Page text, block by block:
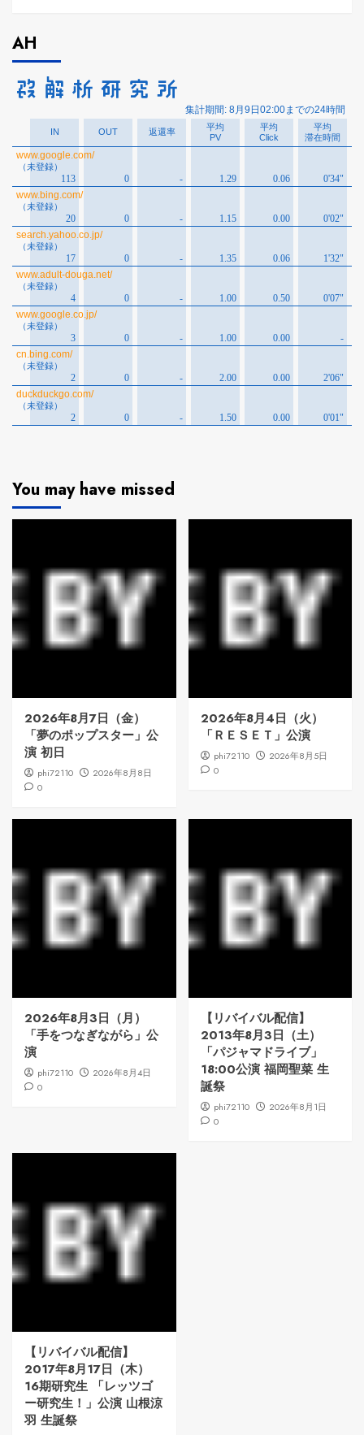
AH
You may have missed
2026年8月7日（金）
「夢のポップスター」公
演 初日
phi72110
2026年8月8日
0
2026年8月4日（火）
「ＲＥＳＥＴ」公演
phi72110
2026年8月5日
0
2026年8月3日（月）
「手をつなぎながら」公
演
phi72110
2026年8月4日
0
【リバイバル配信】
2013年8月3日（土）
「パジャマドライブ」
18:00公演 福岡聖菜 生
誕祭
phi72110
2026年8月1日
0
【リバイバル配信】
2017年8月17日（木）
16期研究生 「レッツゴ
ー研究生！」公演 山根涼
羽 生誕祭